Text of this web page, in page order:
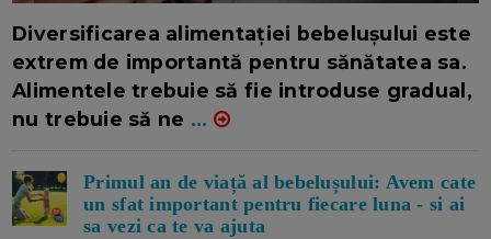
Diversificarea alimentației bebelușului este
extrem de importantă pentru sănătatea sa.
Alimentele trebuie să fie introduse gradual,
nu trebuie să ne ...
Primul an de viață al bebelușului: Avem cate
un sfat important pentru fiecare luna - si ai
sa vezi ca te va ajuta